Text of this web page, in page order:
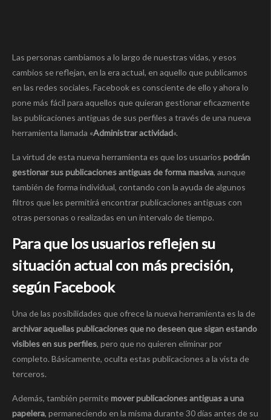
Las personas cambiamos a lo largo de nuestras vidas, y esos
cambios se reflejan, en la era actual, en aquello que publicamos
en las redes sociales. Facebook es consciente de ello y ahora lo
pone más fácil para aquellos que quieran gestionar eficazmente
las publicaciones antiguas de sus perfiles a través de una nueva
herramienta llamada «Administrar actividad«.
La virtud de esta nueva herramienta es que los usuarios podrán
gestionar sus publicaciones antiguas de forma masiva, aunque
también de forma individual, contando con la ayuda de algunos
filtros que les permitirá encontrar publicaciones antiguas con
otras personas o realizadas en un intervalo de tiempo.
Para que los usuarios reflejen su
situación actual con más precisión,
según Facebook
Una de las posibilidades que ofrece la nueva herramienta es la de
archivar aquellas publicaciones que no deseen que sigan estando
visibles en sus perfiles, pero que no quieren eliminar por
completo. Básicamente, oculta estas publicaciones a la vista de
terceros.
Además, también permitemover publicaciones antiguas a una
papelera, permaneciendo en la misma durante 30 días antes de su